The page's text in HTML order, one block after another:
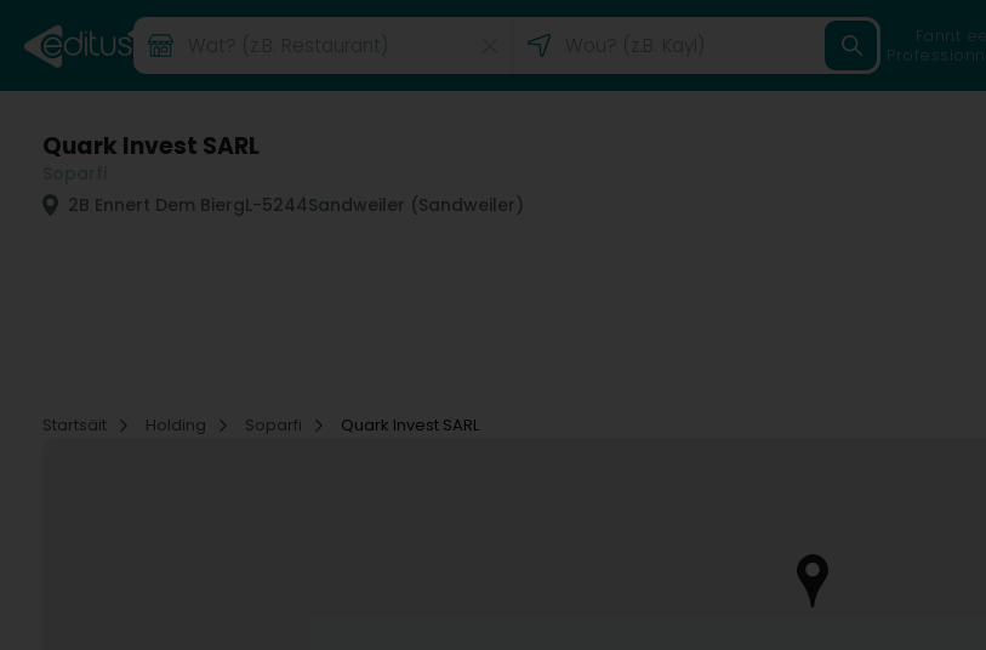
Fannt
Quark Invest SARL
2B Ennert Dem BiergL-5244Sandweiler (Sandweiler)
Startsäit
Holding Soparfi Quark Invest SARL